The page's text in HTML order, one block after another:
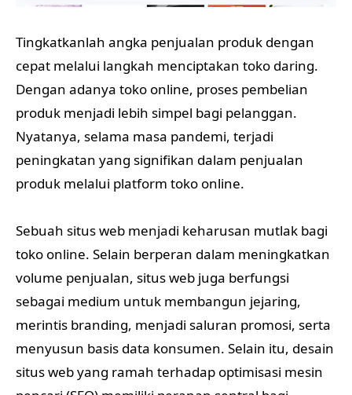
Tingkatkanlah angka penjualan produk dengan
cepat melalui langkah menciptakan toko daring.
Dengan adanya toko online, proses pembelian
produk menjadi lebih simpel bagi pelanggan.
Nyatanya, selama masa pandemi, terjadi
peningkatan yang signifikan dalam penjualan
produk melalui platform toko online.
Sebuah situs web menjadi keharusan mutlak bagi
toko online. Selain berperan dalam meningkatkan
volume penjualan, situs web juga berfungsi
sebagai medium untuk membangun jejaring,
merintis branding, menjadi saluran promosi, serta
menyusun basis data konsumen. Selain itu, desain
situs web yang ramah terhadap optimisasi mesin